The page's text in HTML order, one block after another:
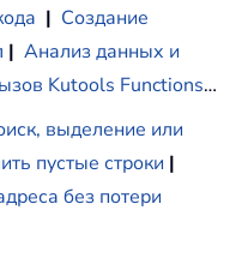
| Создание
| Анализ данных и
Kutools Functions…
выделение или
пустые строки |
без потери